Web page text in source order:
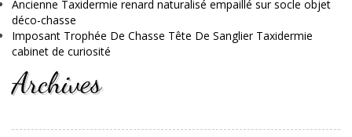
Ancienne Taxidermie renard naturalisé empaillé sur socle objet
déco-chasse
Imposant Trophée De Chasse Tête De Sanglier Taxidermie
cabinet de curiosité
Archives